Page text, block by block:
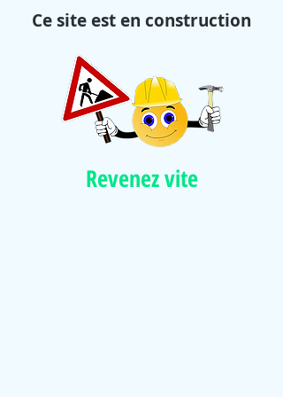
Ce site est en construction
Revenez vite